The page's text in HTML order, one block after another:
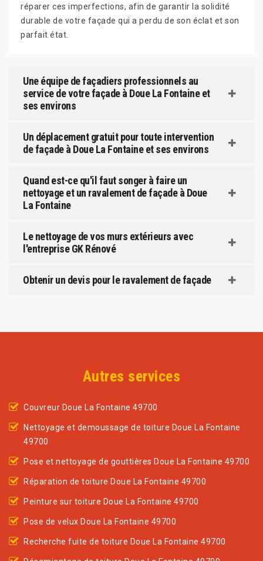
réparer ces imperfections, afin de garantir la solidité
durable de votre façade qui a perdu de son éclat et son
parfait état.
Une équipe de façadiers professionnels au
service de votre façade à Doue La Fontaine et
ses environs
Un déplacement gratuit pour toute intervention
de façade à Doue La Fontaine et ses environs
Quand est-ce qu'il faut songer à faire un
nettoyage et un ravalement de façade à Doue
La Fontaine
Le nettoyage de vos murs extérieurs avec
l'entreprise GK Rénové
Obtenir un devis pour le ravalement de façade
Autres services
Couvreur Doue La Fontaine 49700
Nettoyage et demoussage de toiture Doue La Fontaine
49700
Pose et nettoyage de gouttières Doue La Fontaine 49700
Réparation de toiture Doue La Fontaine 49700
Peinture sur toiture Doue La Fontaine 49700
Pose de velux Doue La Fontaine 49700
Recherche fuite de toiture Doue La Fontaine 49700